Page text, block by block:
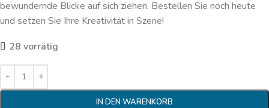
bewundernde Blicke auf sich ziehen. Bestellen Sie noch heute
und setzen Sie Ihre Kreativität in Szene!
28 vorrätig
IN DEN WARENKORB